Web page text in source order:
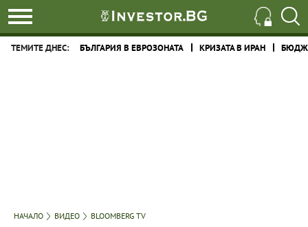
ТЕМИТЕ ДНЕС: БЪЛГАРИЯ В ЕВРОЗОНАТА КРИЗАТА В ИРАН
НАЧАЛО ВИДЕО BLOOMBERG TV